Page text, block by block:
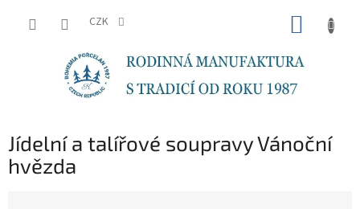
CZK
Jídelní a talířové soupravy Vánoční
hvězda